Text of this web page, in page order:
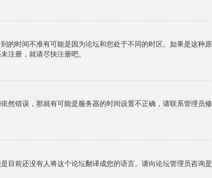
的时间不准有可能是因为论坛和您处于不同的时区。如果是这
注册，就请尽快注册吧。
然错误，那就有可能是服务器的时间设置不正确，请联系管理
目前还没有人将这个论坛翻译成您的语言。请向论坛管理员咨